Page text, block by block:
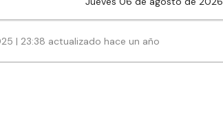
| 23:38 actualizado hace un año